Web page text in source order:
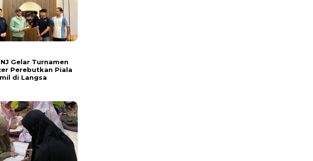
NJ Gelar Turnamen
Perebutkan Piala
di Langsa